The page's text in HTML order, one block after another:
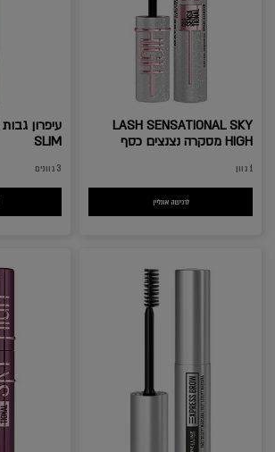
SLIM
3 גוונים
LASH SENSATIONAL SKY
HIGH מסקרה נצנצים כסף
1 גוון
לרכישה אונליין